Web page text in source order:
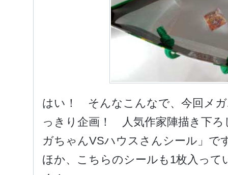
はい！ そんなこんなで、今回メ
っきり企画！ 人気作家陣描き下
ガちゃんVSハウスさんシール」で
ほか、こちらのシールも1枚入って